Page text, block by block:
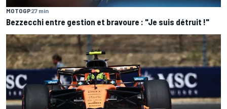
MOTOGP27 min
Bezzecchi entre gestion et bravoure : "Je suis détruit !"